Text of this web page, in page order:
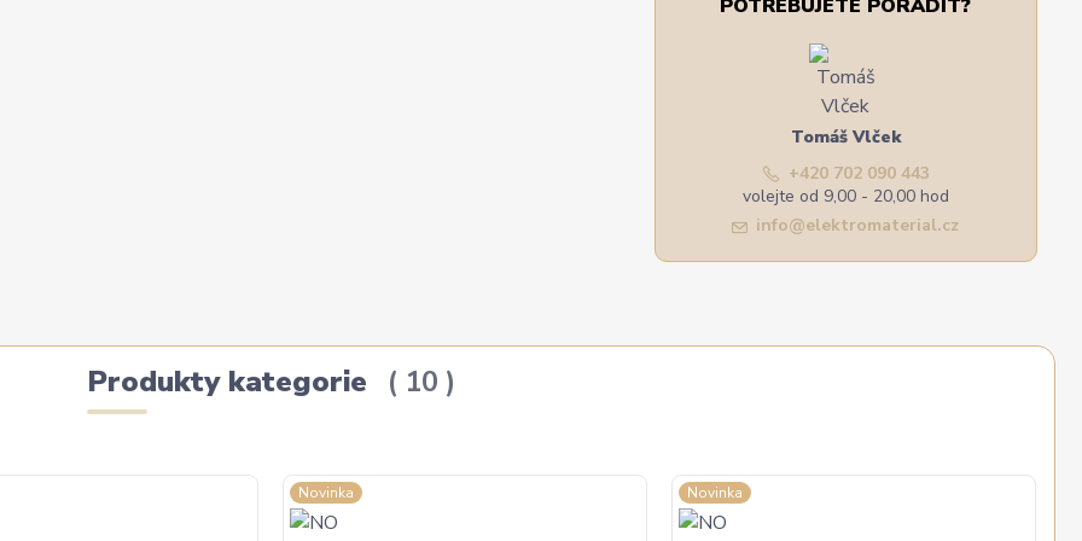
POTŘEBUJETE PORADIT?
Tomáš Vlček
+420 702 090 443
volejte od 9,00 - 20,00 hod
info@elektromaterial.cz
Produkty kategorie 10
Novinka Novinka